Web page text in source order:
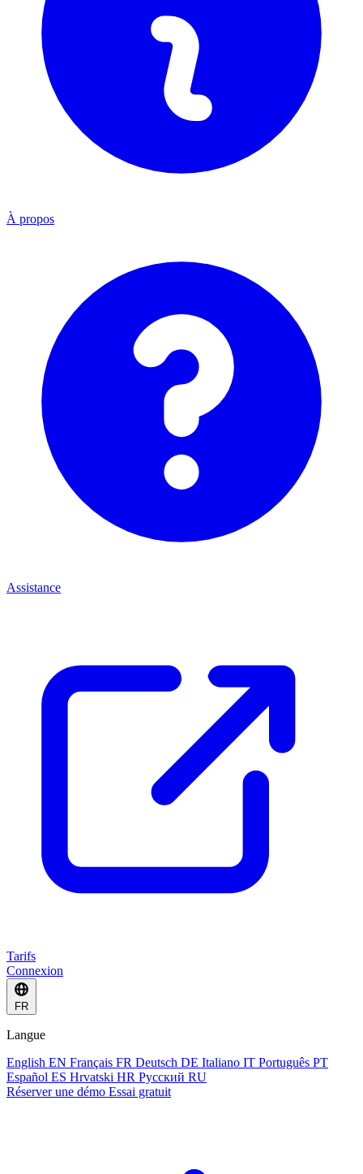
À propos
Assistance
Tarifs
Connexion
FR
Langue
English EN Français FR Deutsch DE Italiano IT Português PT
Español ES Hrvatski HR Русский RU
Réserver une démo Essai gratuit